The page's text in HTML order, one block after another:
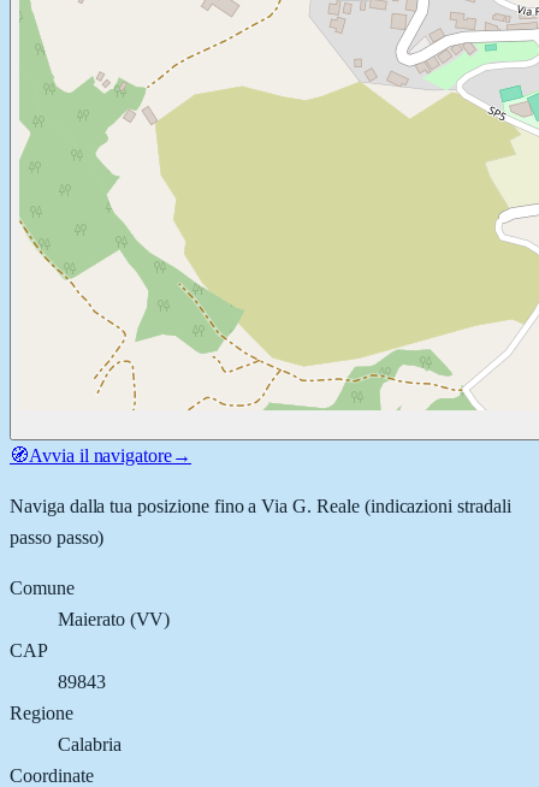
🧭Avvia il navigatore→
Naviga dalla tua posizione fino aVia G. Reale(indicazioni stradali
passo passo)
Comune
Maierato(VV)
CAP
89843
Regione
Calabria
Coordinate